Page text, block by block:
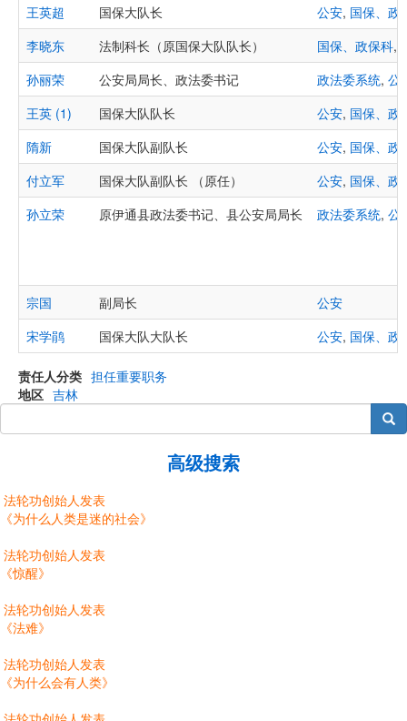
王英超
国保大队长 公安, 国保、政
李晓东
法制科长（原国保大队队长） 国保、政保科,
孙丽荣
公安局局长、政法委书记 政法委系统, 公
王英 (1)
国保大队队长 公安, 国保、政
隋新
国保大队副队长 公安, 国保、政
付立军
国保大队副队长 （原任） 公安, 国保、政
孙立荣
原伊通县政法委书记、县公安局局长 政法委系统, 公
宗国 副局长
公安
宋学鹃
国保大队大队长 公安, 国保、政
责任人分类 担任重要职务
地区 吉林
搜索
高级搜索
法轮功创始人发表
《为什么人类是迷的社会》
法轮功创始人发表
《惊醒》
法轮功创始人发表
《法难》
法轮功创始人发表
《为什么会有人类》